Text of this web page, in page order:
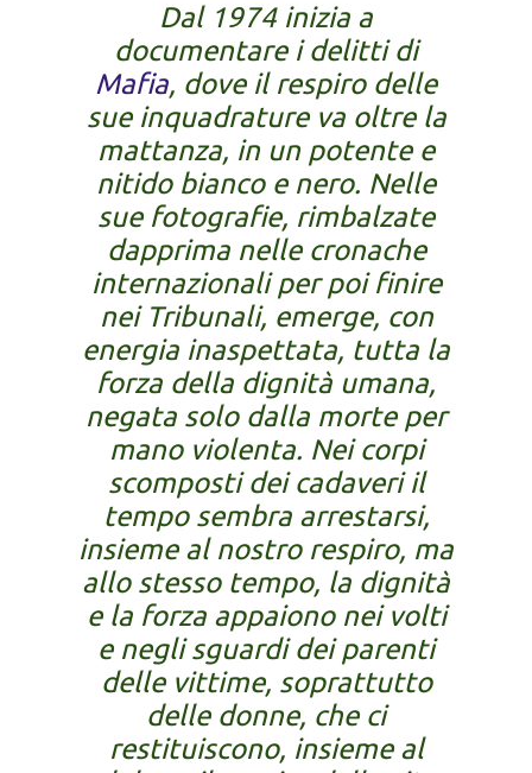
Dal 1974 inizia a
documentare i delitti di
Mafia, dove il respiro delle
sue inquadrature va oltre la
mattanza, in un potente e
nitido bianco e nero. Nelle
sue fotografie, rimbalzate
dapprima nelle cronache
internazionali per poi finire
nei Tribunali, emerge, con
energia inaspettata, tutta la
forza della dignità umana,
negata solo dalla morte per
mano violenta. Nei corpi
scomposti dei cadaveri il
tempo sembra arrestarsi,
insieme al nostro respiro, ma
allo stesso tempo, la dignità
e la forza appaiono nei volti
e negli sguardi dei parenti
delle vittime, soprattutto
delle donne, che ci
restituiscono, insieme al